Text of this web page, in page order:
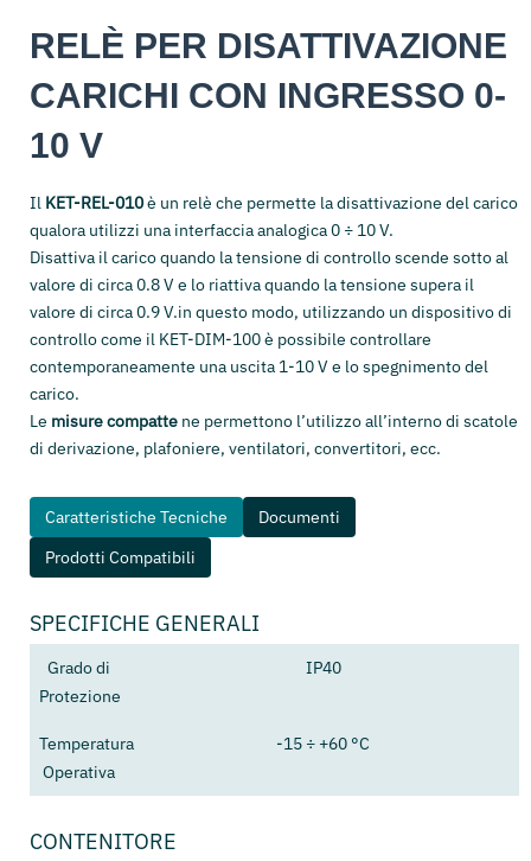
RELÈ PER DISATTIVAZIONE
CARICHI CON INGRESSO 0-
10 V
Il KET-REL-010è un relè che permette la disattivazione del carico
qualora utilizzi una interfaccia analogica 0 ÷ 10 V.
Disattiva il carico quando la tensione di controllo scende sotto al
valore di circa 0.8 V e lo riattiva quando la tensione supera il
valore di circa 0.9 V.in questo modo, utilizzando un dispositivo di
controllo come il KET-DIM-100 è possibile controllare
contemporaneamente una uscita 1-10 V e lo spegnimento del
carico.
Le misure compatte ne permettono l’utilizzo all’interno di scatole
di derivazione, plafoniere, ventilatori, convertitori, ecc.
Caratteristiche Tecniche
Documenti
Prodotti Compatibili
SPECIFICHE GENERALI
Grado di
Protezione
IP40
Temperatura
Operativa
-15 ÷ +60 °C
CONTENITORE